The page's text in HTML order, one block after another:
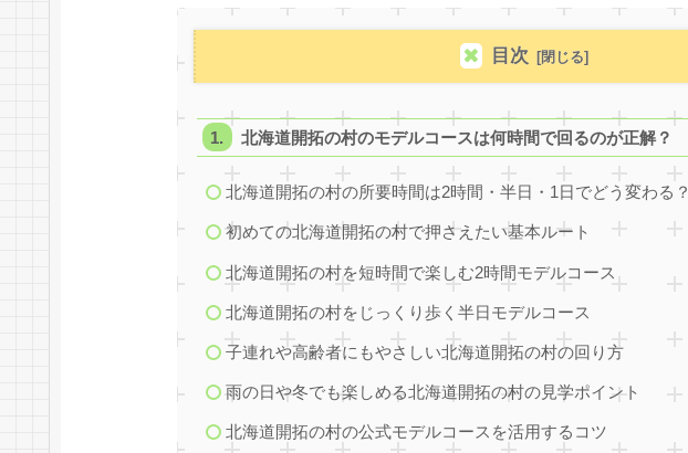
目次
北海道開拓の村のモデルコースは何時間で回るのが正解？
北海道開拓の村の所要時間は2時間・半日・1日でどう変わる？
初めての北海道開拓の村で押さえたい基本ルート
北海道開拓の村を短時間で楽しむ2時間モデルコース
北海道開拓の村をじっくり歩く半日モデルコース
子連れや高齢者にもやさしい北海道開拓の村の回り方
雨の日や冬でも楽しめる北海道開拓の村の見学ポイント
北海道開拓の村の公式モデルコースを活用するコツ